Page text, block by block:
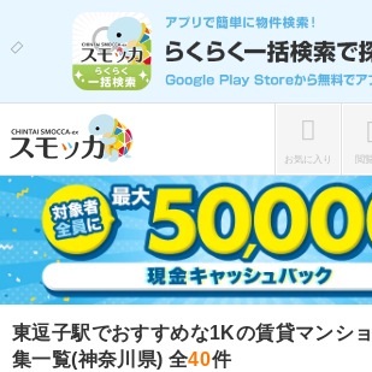
お気に入り 閲
東逗子駅でおすすめな1Kの賃貸マンシ
集一覧(神奈川県) 全40件